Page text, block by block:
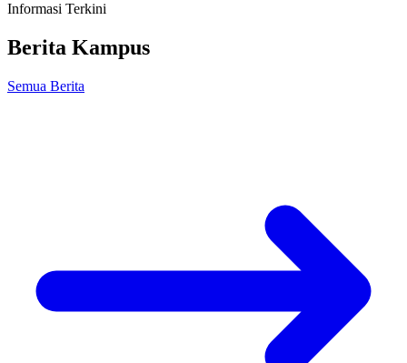
Informasi Terkini
Berita Kampus
Semua Berita